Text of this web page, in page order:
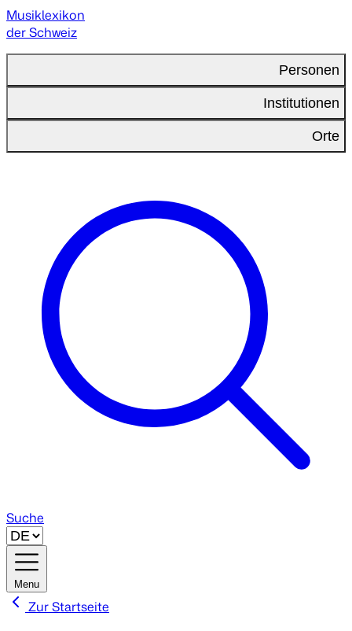
Musiklexikon
der Schweiz
Personen
Institutionen
Orte
Suche
Menu
Zur Startseite